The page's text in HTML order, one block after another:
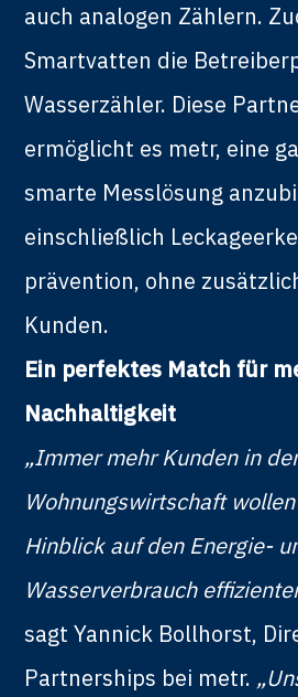
auch analogen Zählern.
Smartvatten die
Wasserzähler. Diese
ermöglicht es metr, eine
smarte Messlösung
einschließlich
prävention, ohne
Kunden.
Ein perfektes Match für
Nachhaltigkeit
„Immer mehr Kunden in
Wohnungswirtschaft
Hinblick auf den Energie-
Wasserverbrauch
sagt Yannick Bollhorst,
Partnerships bei metr.